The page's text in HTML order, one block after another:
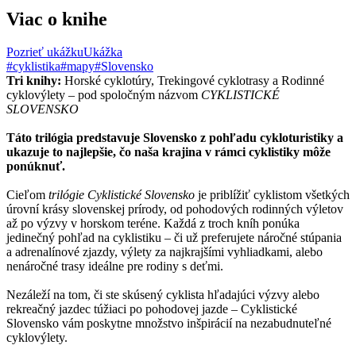
Viac o knihe
Pozrieť ukážkuUkážka
#cyklistika#mapy#Slovensko
Tri knihy: Horské cyklotúry, Trekingové cyklotrasy a Rodinné
cyklovýlety – pod spoločným názvom CYKLISTICKÉ
SLOVENSKO
Táto trilógia predstavuje Slovensko z pohľadu cykloturistiky a
ukazuje to najlepšie, čo naša krajina v rámci cyklistiky môže
ponúknuť.
Cieľom trilógie Cyklistické Slovensko je priblížiť cyklistom všetkých
úrovní krásy slovenskej prírody, od pohodových rodinných výletov
až po výzvy v horskom teréne. Každá z troch kníh ponúka
jedinečný pohľad na cyklistiku – či už preferujete náročné stúpania
a adrenalínové zjazdy, výlety za najkrajšími vyhliadkami, alebo
nenáročné trasy ideálne pre rodiny s deťmi.
Nezáleží na tom, či ste skúsený cyklista hľadajúci výzvy alebo
rekreačný jazdec túžiaci po pohodovej jazde – Cyklistické
Slovensko vám poskytne množstvo inšpirácií na nezabudnuteľné
cyklovýlety.